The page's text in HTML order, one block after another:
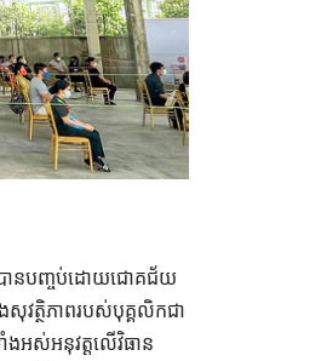
បានបញ្ចប់ដោយជោគជ័យ
វតិ្ថភាពរបស់បុគ្គលិកជា
អស់អនុវត្ដលើវិធាន